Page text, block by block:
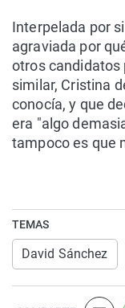
Interpelada por
agraviada por
otros candidatos
similar, Cristina
conocía, y que
era "algo
tampoco es que
TEMAS
David Sánchez